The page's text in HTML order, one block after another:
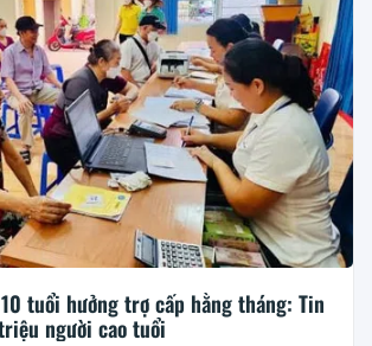
tuổi hưởng trợ cấp hằng tháng: Tin
người cao tuổi